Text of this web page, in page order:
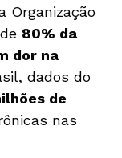
Organização
80% da
dor na
dados do
de
nas